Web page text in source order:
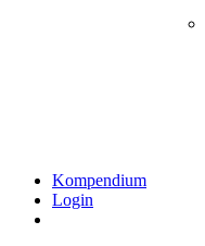
Kompendium
Login